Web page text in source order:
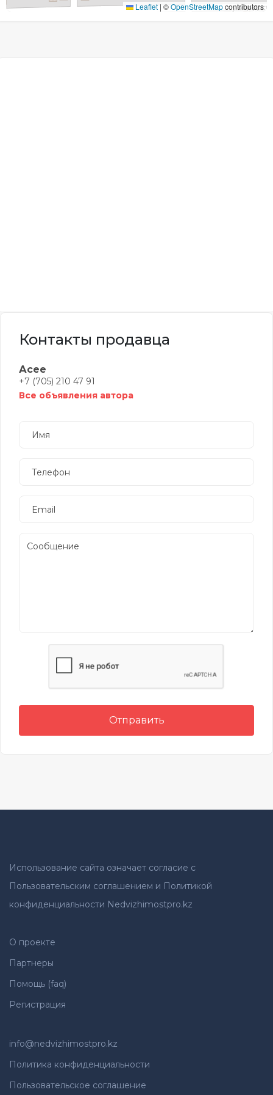
Leaflet | ©OpenStreetMapcontributors
Контакты продавца
Асее
+7 (705) 210 47 91
Все объявления автора
Отправить
Использование сайта означает согласие с
Пользовательским соглашением и Политикой
конфиденциальности Nedvizhimostpro.kz
О проекте
Партнеры
Помощь (faq)
Регистрация
info@nedvizhimostpro.kz
Политика конфиденциальности
Пользовательское соглашение